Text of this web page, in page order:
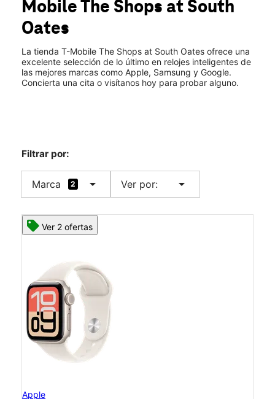
Vie.: 10:00 a.m. a 8:00 p.m.
3341 S Oates St Ste 102 Dothan, AL 36301
MobileThe Shops at South
Oates
La tienda T-Mobile The Shops at South Oates ofrece una
excelente selección de lo último en relojes inteligentes de
las mejores marcas como Apple, Samsung y Google.
Concierta una cita o visítanos hoy para probar alguno.
Filtrar por:
Marca 2 arrow_drop_down Ver por: arrow_drop_down
Ver 2 ofertas
Apple